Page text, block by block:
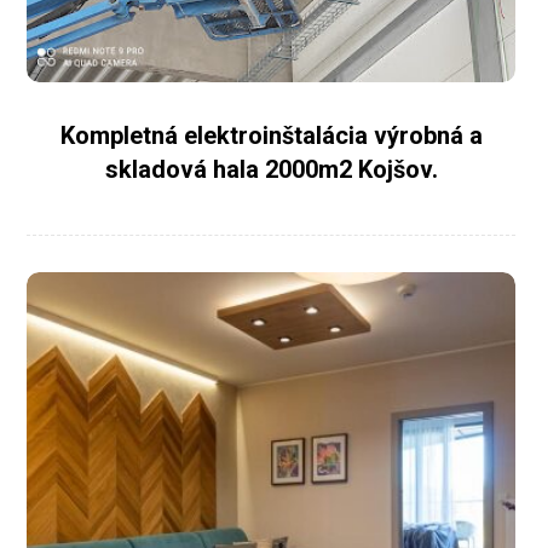
Kompletná elektroinštalácia výrobná a
skladová hala 2000m2 Kojšov.